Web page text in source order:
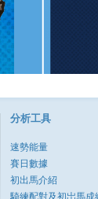
分析工具
速勢能量
賽日數據
初出馬介紹
騎練配對及初岀馬成